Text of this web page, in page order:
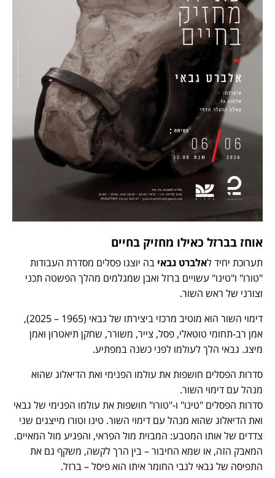
אוחז בברזל כאילו מחזיק בחיים
תערוכת יחיד לאלברט גבאי בה יוצגו פסלים מסדרת העבודות
"טורו" ו"טינו" עשויים ברזל ואבן שמגלמים מהלך הפשטה תכני
וצורני של ראש השור.
דימוי השור הוא מוטיב מרכזי ביצירתו של גבאי (1965 – 2025),
אמן רב-תחומי טוטאלי, פסל, צייר, משורר, שחקן תיאטרון ואמן
מיצג. גבאי הלך לעולמו לפני כשנה במפתיע.
סדרות הפסלים חושפות את עולמו הפנימי ואת הדיאלוג שהוא
מנהל עם דימוי השור.
סדרות הפסלים "טינו" ו-"טורו" חושפות את עולמו הפנימי של גבאי
ואת הדיאלוג שהוא מנהל עם דימוי השור. טינו וטורו מייצגים שני
צדדים של אותו המטבע: המבוית מול הפראי, והפגיע מול המאיים.
המאבק הזה, או שמא החיבור – בין הרך לקשה, משקף גם את
התפיסה של גבאי לגבי החומר איתו הוא פיסל – ברזל.